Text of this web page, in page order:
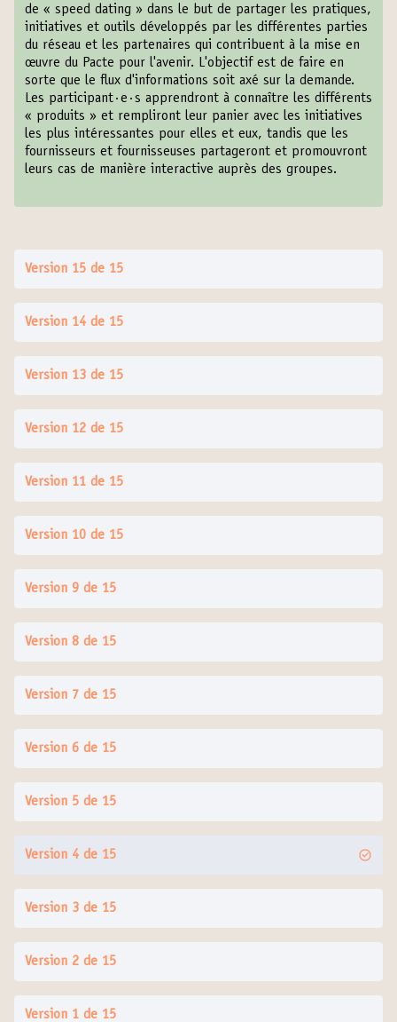
de « speed dating » dans le but de partager les pratiques,
initiatives et outils développés par les différentes parties
du réseau et les partenaires qui contribuent à la mise en
œuvre du Pacte pour l'avenir. L'objectif est de faire en
sorte que le flux d'informations soit axé sur la demande.
Les participant·e·s apprendront à connaître les différents
« produits » et rempliront leur panier avec les initiatives
les plus intéressantes pour elles et eux, tandis que les
fournisseurs et fournisseuses partageront et promouvront
leurs cas de manière interactive auprès des groupes.
Version 15 de 15
Version 14 de 15
Version 13 de 15
Version 12 de 15
Version 11 de 15
Version 10 de 15
Version 9 de 15
Version 8 de 15
Version 7 de 15
Version 6 de 15
Version 5 de 15
Version 4 de 15
Version 3 de 15
Version 2 de 15
Version 1 de 15